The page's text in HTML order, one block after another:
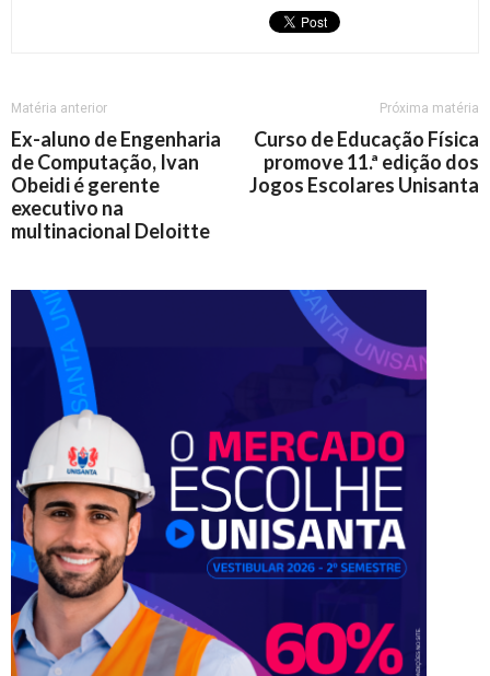
Matéria anterior
Ex-aluno de Engenharia
de Computação, Ivan
Obeidi é gerente
executivo na
multinacional Deloitte
Próxima matéria
Curso de Educação Física
promove 11.ª edição dos
Jogos Escolares Unisanta